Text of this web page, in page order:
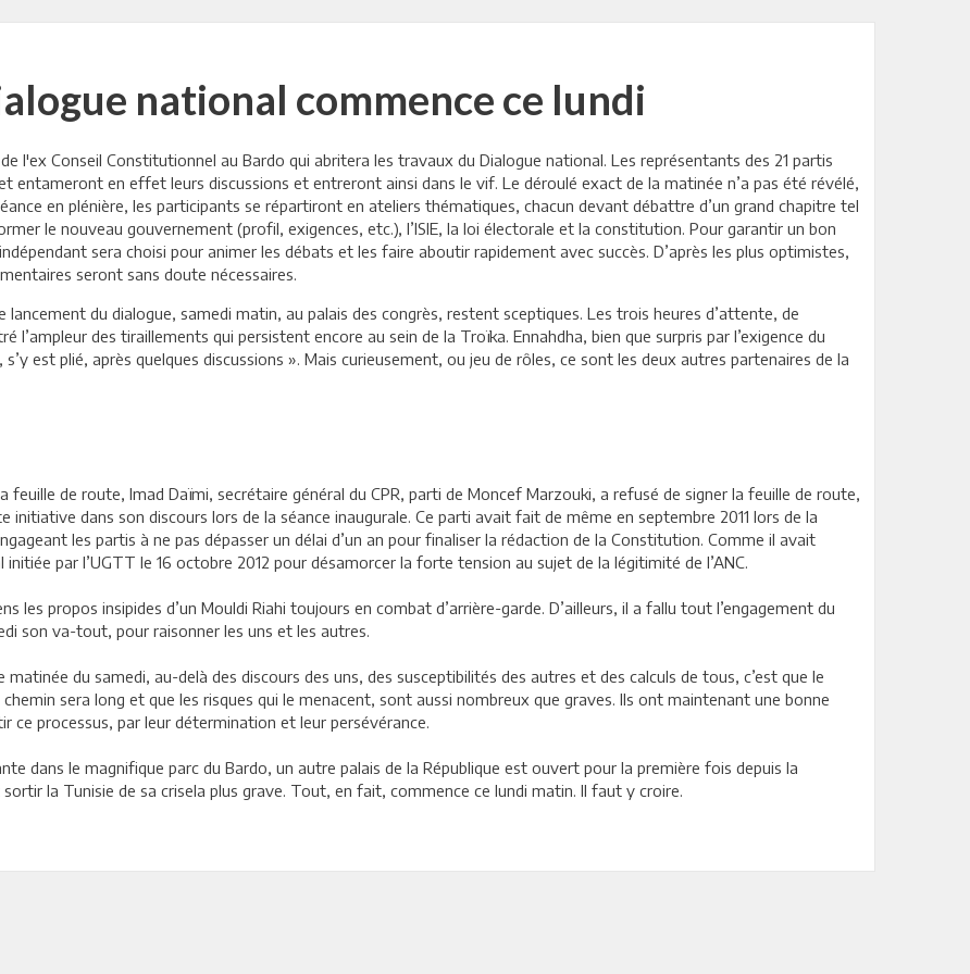
national commence ce lundi
l'ex Conseil Constitutionnel au Bardo qui abritera les travaux du Dialogue national. Les représentants des 21 partis
entameront en effet leurs discussions et entreront ainsi dans le vif. Le déroulé exact de la matinée n’a pas été révélé,
en plénière, les participants se répartiront en ateliers thématiques, chacun devant débattre d’un grand chapitre tel
le nouveau gouvernement (profil, exigences, etc.), l’ISIE, la loi électorale et la constitution. Pour garantir un bon
sera choisi pour animer les débats et les faire aboutir rapidement avec succès. D’après les plus optimistes,
seront sans doute nécessaires.
lancement du dialogue, samedi matin, au palais des congrès, restent sceptiques. Les trois heures d’attente, de
des tiraillements qui persistent encore au sein de la Troïka. Ennahdha, bien que surpris par l’exigence du
est plié, après quelques discussions ». Mais curieusement, ou jeu de rôles, ce sont les deux autres partenaires de la
feuille de route, Imad Daïmi, secrétaire général du CPR, parti de Moncef Marzouki, a refusé de signer la feuille de route,
initiative dans son discours lors de la séance inaugurale. Ce parti avait fait de même en septembre 2011 lors de la
les partis à ne pas dépasser un délai d’un an pour finaliser la rédaction de la Constitution. Comme il avait
par l’UGTT le 16 octobre 2012 pour désamorcer la forte tension au sujet de la légitimité de l’ANC.
les propos insipides d’un Mouldi Riahi toujours en combat d’arrière-garde. D’ailleurs, il a fallu tout l’engagement du
son va-tout, pour raisonner les uns et les autres.
du samedi, au-delà des discours des uns, des susceptibilités des autres et des calculs de tous, c’est que le
sera long et que les risques qui le menacent, sont aussi nombreux que graves. Ils ont maintenant une bonne
processus, par leur détermination et leur persévérance.
dans le magnifique parc du Bardo, un autre palais de la République est ouvert pour la première fois depuis la
la Tunisie de sa crisela plus grave. Tout, en fait, commence ce lundi matin. Il faut y croire.